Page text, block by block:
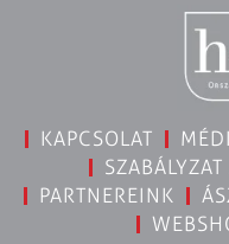
KAPCSOLAT
PARTNEREINK